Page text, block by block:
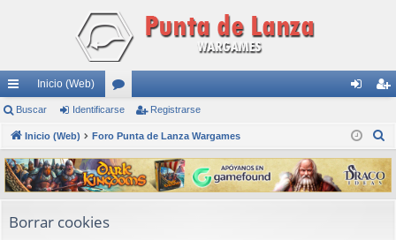
nl
ac
es
rá
pi
Inicio (Web)
or
os nti
fic
ar
ist
ra
rs
Buscar Identificarse Registrarse
Inicio (Web) Foro Punta de Lanza Wargames
s
c
Borrar cookies